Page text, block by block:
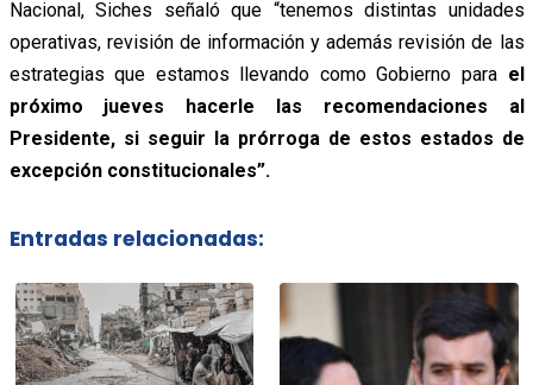
Nacional, Siches señaló que “tenemos distintas unidades
operativas, revisión de información y además revisión de las
estrategias que estamos llevando como Gobierno para el
próximo jueves hacerle las recomendaciones al
Presidente, si seguir la prórroga de estos estados de
excepción constitucionales”.
Entradas relacionadas: